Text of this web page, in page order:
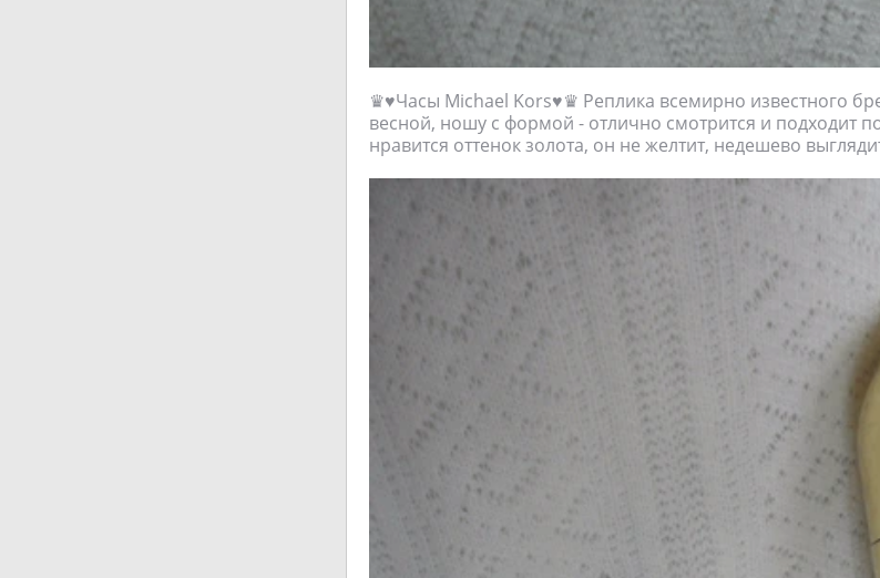
♛♥Часы Michael Kors♥♛ Реплика всемирно известного
весной, ношу с формой - отлично смотрится и подходит
нравится оттенок золота, он не желтит, недешево